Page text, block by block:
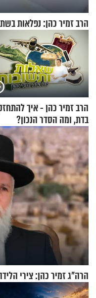
הרב זמיר כהן: נפלאות
הרב זמיר כהן - איך
בדת, ומה הסדר הנכון?
הרה"ג זמיר כהן: צירי